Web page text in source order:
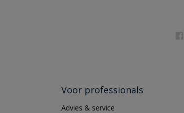
Voor professionals
Advies & service